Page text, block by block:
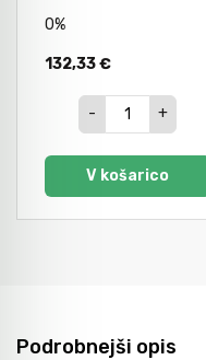
0%
132,33 €
- +
V košarico
Podrobnejši opis